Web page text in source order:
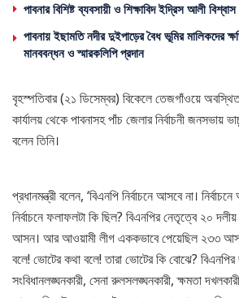
পাবনার বিশিষ্ট ব্যবসায়ী ও শিক্ষাবিদ ইদ্রিস আলী
পাবনায় ইছামতি নদীর দুইপাড়ের বৈধ ভূমির মালিকদের
মানববন্ধন ও স্মারকলিপি প্রদান
বৃহস্পতিবার (২১ ডিসেম্বর) বিকেলে তেজগাঁওয়ে
কার্যালয় থেকে পাবনাসহ পাঁচ জেলার নির্বাচনী জনসভায়
বলেন তিনি।
প্রধানমন্ত্রী বলেন, ‘বিএনপি নির্বাচনে আসবে না।
নির্বাচনে ফলাফলটা কি ছিল? বিএনপির নেতৃত্বে ২০
আসন। আর আওয়ামী লীগ এককভাবে পেয়েছিল ২৩৩
বলে! ভোটের কথা বলে! তারা ভোটের কি বোঝে?
সংবিধানলঙ্ঘনকারী, সেনা রুলসলঙ্ঘনকারী, ক্ষমতা